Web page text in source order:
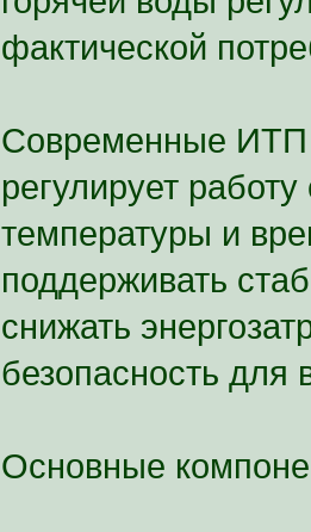
фактической
Современные ИТП
регулирует
температуры и
поддерживать
снижать
безопасность для
Основные